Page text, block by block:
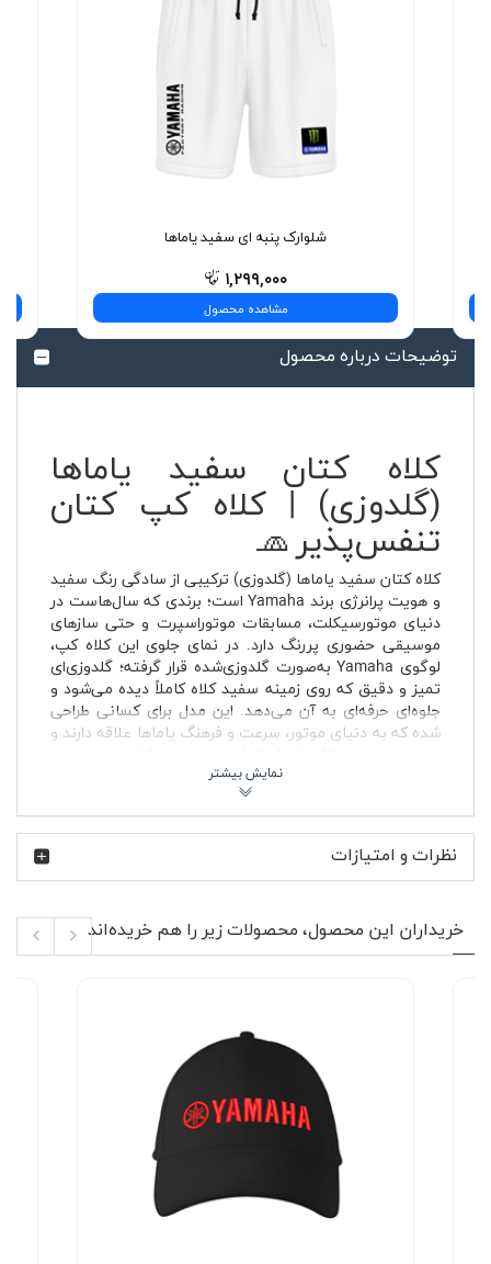
شلوارک پنبه ای سفید یاماها
۱,۲۹۹,۰۰۰
مشاهده محصول
توضیحات درباره محصول
کلاه کتان سفید یاماها
(گلدوزی) | کلاه کپ کتان
تنفس‌پذیر 🧢
کلاه کتان سفید یاماها (گلدوزی) ترکیبی از سادگی رنگ سفید
و هویت پرانرژی برند Yamaha است؛ برندی که سال‌هاست در
دنیای موتورسیکلت، مسابقات موتوراسپرت و حتی سازهای
موسیقی حضوری پررنگ دارد. در نمای جلوی این کلاه کپ،
لوگوی Yamaha به‌صورت گلدوزی‌شده قرار گرفته؛ گلدوزی‌ای
تمیز و دقیق که روی زمینه سفید کلاه کاملاً دیده می‌شود و
جلوه‌ای حرفه‌ای به آن می‌دهد. این مدل برای کسانی طراحی
شده که به دنیای موتور، سرعت و فرهنگ یاماها علاقه دارند و
جنس کتان این کلاه باعث شده هنگام استفاده طولانی‌مدت،
سانتی‌متر طراحی شده و به کمک بند تنظیم سایز در پشت کلاه،
در فضای باز تبدیل کرده است. کلاه کتان سفید یاماها (گلدوزی)
برای خانم ها و آقایان مناسب بوده و به‌راحتی در استایل زنانه و
مردانه هماهنگ می‌شود.
نوع محصول: کلاه کپ اسپرت
جنس: کتان تنفس‌پذیر و مناسب استفاده طولانی
قابلیت تنظیم سایز در پشت کلاه
قطر داخلی حدود 19 سانتی‌متر
طول نقاب 7 سانتی‌متر برای محافظت بهتر در برابر
مناسب استفاده روزمره، رانندگی، سفر و فعالیت فضای
نظرات و امتیازات
خریداران این محصول، محصولات زیر را هم خریده‌اند